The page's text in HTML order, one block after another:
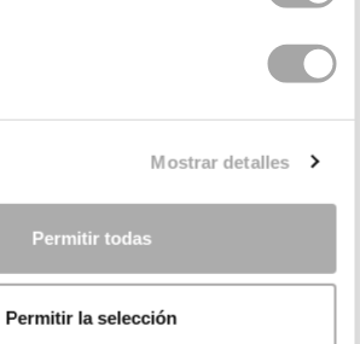
Mostrar detalles
Permitir todas
Permitir la selección
BRAUCHEN SIE HILFE?
UNTERNEHMEN